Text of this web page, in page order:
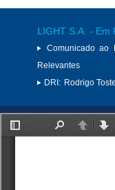
LIGHT S.A. - Em
Comunicado ao
Relevantes
DRI: Rodrigo